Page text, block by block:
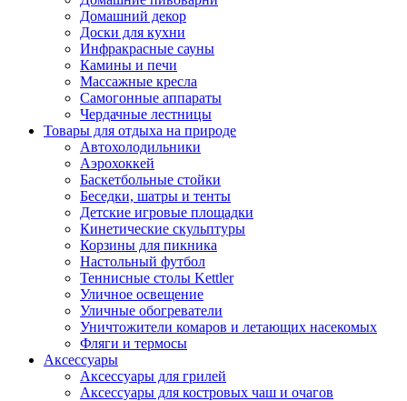
Домашний декор
Доски для кухни
Инфракрасные сауны
Камины и печи
Массажные кресла
Самогонные аппараты
Чердачные лестницы
Товары для отдыха на природе
Автохолодильники
Аэрохоккей
Баскетбольные стойки
Беседки, шатры и тенты
Детские игровые площадки
Кинетические скульптуры
Корзины для пикника
Настольный футбол
Теннисные столы Kettler
Уличное освещение
Уличные обогреватели
Уничтожители комаров и летающих насекомых
Фляги и термосы
Аксессуары
Аксессуары для грилей
Аксессуары для костровых чаш и очагов